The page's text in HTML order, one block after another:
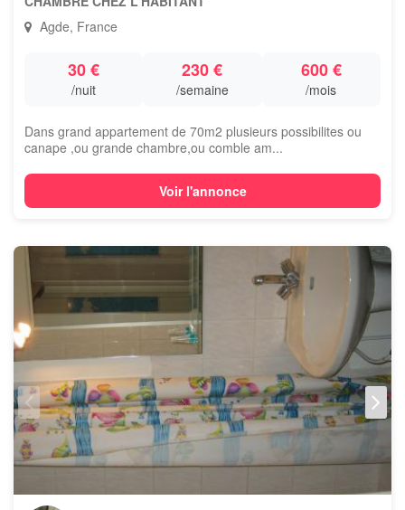
Agde, France
30 €
/nuit
230 €
/semaine
600 €
/mois
Dans grand appartement de 70m2 plusieurs possibilites ou
canape ,ou grande chambre,ou comble am...
Voir l'annonce